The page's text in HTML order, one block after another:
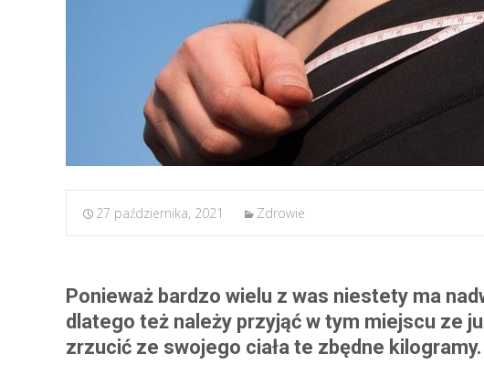
27 października, 2021 Zdrowie
Ponieważ bardzo wielu z was niestety ma
dlatego też należy przyjąć w tym miejscu ze
zrzucić ze swojego ciała te zbędne kilogramy.